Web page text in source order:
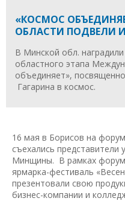
«КОСМОС
ОБЛАСТИ ПОДВЕЛИ
В Минской обл.
областного этапа
объединяет»,
Гагарина в космос.
16 мая в Борисов на
съехались
Минщины. В рамках
ярмарка-фестиваль
презентовали свою
бизнес-компании и